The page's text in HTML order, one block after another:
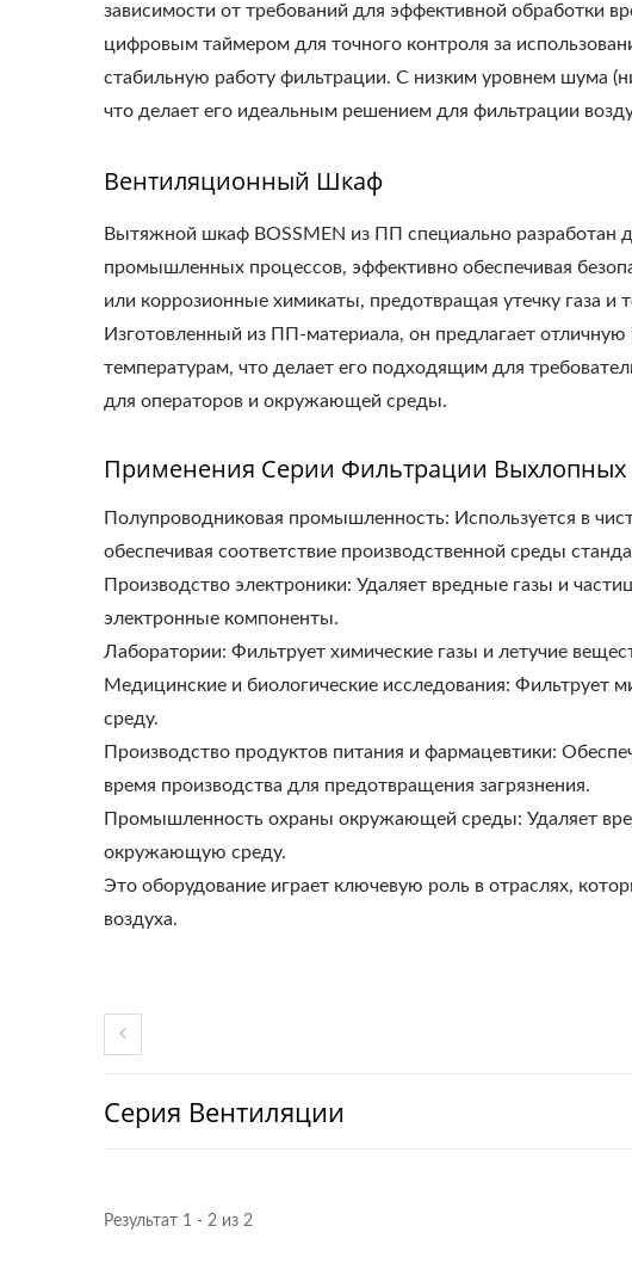
зависимости от требований для эффективной обработки
цифровым таймером для точного контроля за
стабильную работу фильтрации. С низким уровнем шума
что делает его идеальным решением для фильтрации
Вентиляционный Шкаф
Вытяжной шкаф BOSSMEN из ПП специально разработан
промышленных процессов, эффективно обеспечивая
или коррозионные химикаты, предотвращая утечку газа
Изготовленный из ПП-материала, он предлагает
температурам, что делает его подходящим для
для операторов и окружающей среды.
Применения Серии Фильтрации Выхлопных
Полупроводниковая промышленность: Используется в
обеспечивая соответствие производственной среды
Производство электроники: Удаляет вредные газы и
электронные компоненты.
Лаборатории: Фильтрует химические газы и летучие
Медицинские и биологические исследования: Фильтрует
среду.
Производство продуктов питания и фармацевтики:
время производства для предотвращения загрязнения.
Промышленность охраны окружающей среды: Удаляет
окружающую среду.
Это оборудование играет ключевую роль в отраслях,
воздуха.
Серия Вентиляции
Результат 1 - 2 из 2
Устройство Для
Сухой